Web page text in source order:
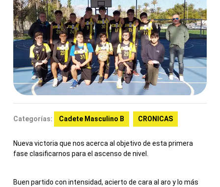
Categorías: Cadete Masculino B CRONICAS
Nueva victoria que nos acerca al objetivo de esta primera
fase clasificarnos para el ascenso de nivel.
Buen partido con intensidad, acierto de cara al aro y lo más